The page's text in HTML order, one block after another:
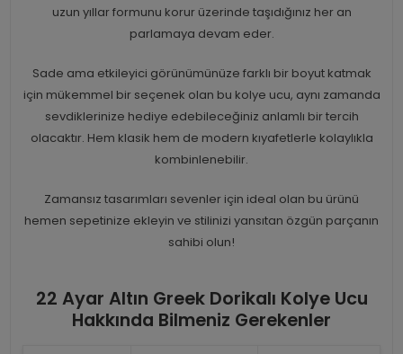
uzun yıllar formunu korur üzerinde taşıdığınız her an
parlamaya devam eder.
Sade ama etkileyici görünümünüze farklı bir boyut katmak
için mükemmel bir seçenek olan bu kolye ucu, aynı zamanda
sevdiklerinize hediye edebileceğiniz anlamlı bir tercih
olacaktır. Hem klasik hem de modern kıyafetlerle kolaylıkla
kombinlenebilir.
Zamansız tasarımları sevenler için ideal olan bu ürünü
hemen sepetinize ekleyin ve stilinizi yansıtan özgün parçanın
sahibi olun!
22 Ayar Altın Greek Dorikalı Kolye Ucu
Hakkında Bilmeniz Gerekenler